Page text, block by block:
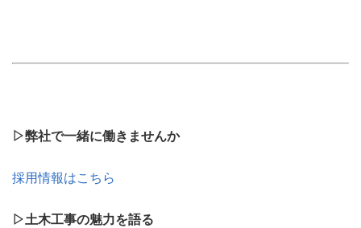
▷弊社で一緒に働きませんか
採用情報はこちら
▷土木工事の魅力を語る